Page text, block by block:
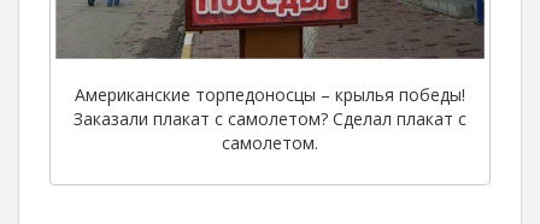
Американские торпедоносцы – крылья победы!
Заказали плакат с самолетом? Сделал плакат с
самолетом.